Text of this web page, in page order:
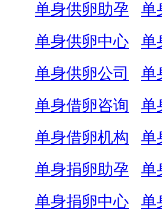
单身供卵助孕
单
单身供卵中心
单
单身供卵公司
单
单身借卵咨询
单
单身借卵机构
单
单身捐卵助孕
单
单身捐卵中心
单